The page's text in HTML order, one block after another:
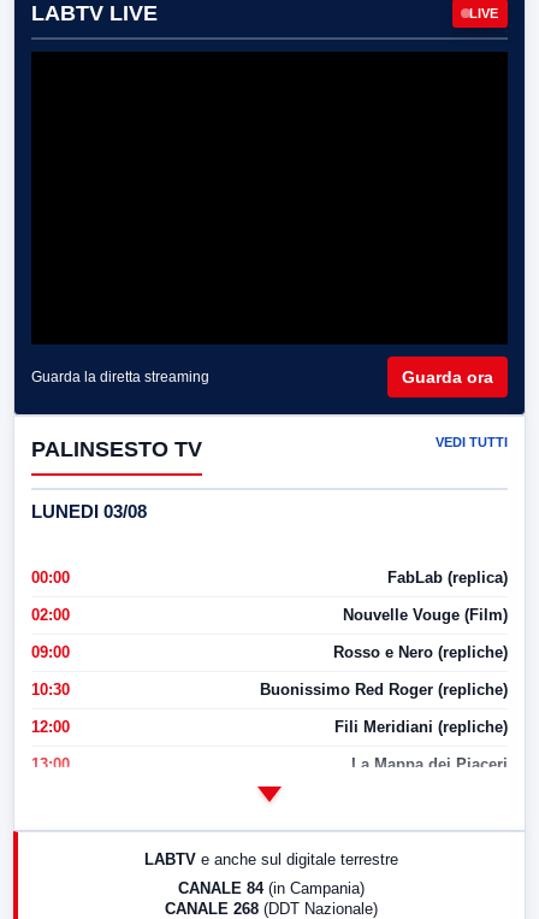
LABTV LIVE LIVE
Guarda la diretta streaming Guarda ora
PALINSESTO TV VEDI TUTTI
LUNEDI 03/08
00:00 FabLab (replica)
02:00 Nouvelle Vouge (Film)
09:00 Rosso e Nero (repliche)
10:30 Buonissimo Red Roger (repliche)
12:00 Fili Meridiani (repliche)
13:00 La Mappa dei Piaceri
LABTV e anche sul digitale terrestre
CANALE 84 (in Campania)
CANALE 268 (DDT Nazionale)